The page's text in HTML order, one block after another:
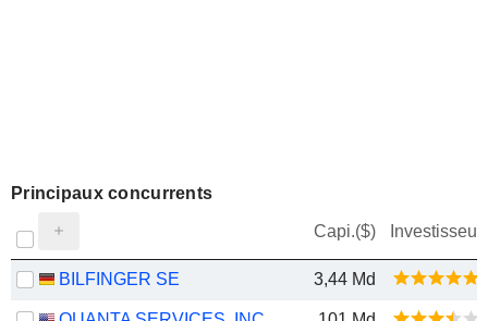
Principaux concurrents
Capi.($) Investisseur
BILFINGER SE 3,44 Md